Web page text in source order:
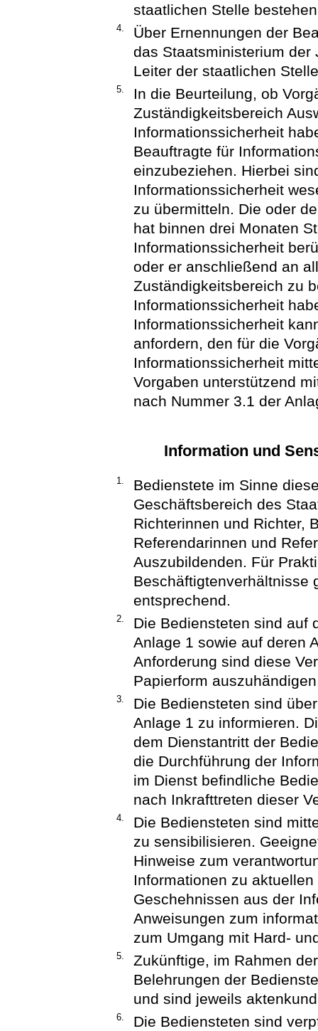
staatlichen Stelle
4.
Über Ernennungen der
das Staatsministerium der
Leiter der staatlichen
5.
In die Beurteilung, ob
Zuständigkeitsbereich
Informationssicherheit
Beauftragte für
einzubeziehen. Hierbei
Informationssicherheit
zu übermitteln. Die oder
hat binnen drei Monaten
Informationssicherheit
oder er anschließend an
Zuständigkeitsbereich zu
Informationssicherheit
Informationssicherheit
anfordern, den für die
Informationssicherheit
Vorgaben unterstützend
nach Nummer 3.1 der
Information und
1.
Bedienstete im Sinne
Geschäftsbereich des
Richterinnen und Richter,
Referendarinnen und
Auszubildenden. Für
Beschäftigtenverhältnisse
entsprechend.
2.
Die Bediensteten sind auf
Anlage 1 sowie auf deren
Anforderung sind diese
Papierform
3.
Die Bediensteten sind
Anlage 1 zu informieren.
dem Dienstantritt der
die Durchführung der
im Dienst befindliche
nach Inkrafttreten dieser
4.
Die Bediensteten sind
zu sensibilisieren.
Hinweise zum
Informationen zu
Geschehnissen aus der
Anweisungen zum
zum Umgang mit Hard-
5.
Zukünftige, im Rahmen
Belehrungen der
und sind jeweils
6.
Die Bediensteten sind